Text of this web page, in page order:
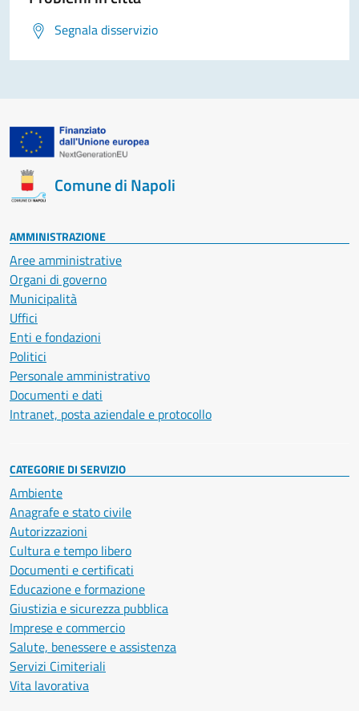
Segnala disservizio
Comune di Napoli
AMMINISTRAZIONE
Aree amministrative
Organi di governo
Municipalità
Uffici
Enti e fondazioni
Politici
Personale amministrativo
Documenti e dati
Intranet, posta aziendale e protocollo
CATEGORIE DI SERVIZIO
Ambiente
Anagrafe e stato civile
Autorizzazioni
Cultura e tempo libero
Documenti e certificati
Educazione e formazione
Giustizia e sicurezza pubblica
Imprese e commercio
Salute, benessere e assistenza
Servizi Cimiteriali
Vita lavorativa